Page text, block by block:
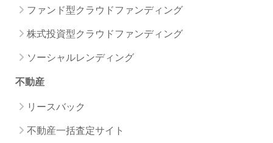
ファンド型クラウドファンディング
株式投資型クラウドファンディング
ソーシャルレンディング
不動産
リースバック
不動産一括査定サイト